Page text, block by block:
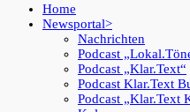
Home
Newsportal
Nachrichten
Podcast
Podcast „Klar.Text“
Podcast Klar.Text
Podcast „Klar.Text